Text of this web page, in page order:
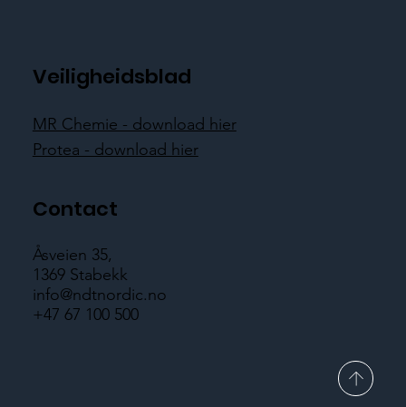
Veiligheidsblad
MR Chemie - download hier
Protea - download hier
Contact
Åsveien 35,
1369 Stabekk
info@ndtnordic.no
+47 67 100 500